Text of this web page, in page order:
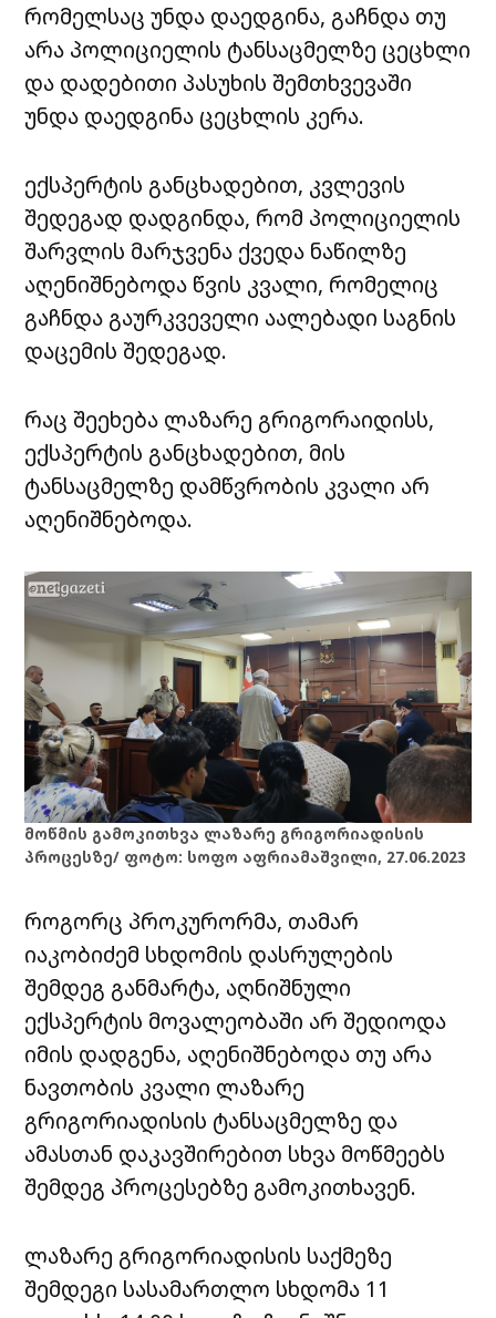
რომელსაც უნდა დაედგინა, გაჩნდა თუ
არა პოლიციელის ტანსაცმელზე ცეცხლი
და დადებითი პასუხის შემთხვევაში
უნდა დაედგინა ცეცხლის კერა.
ექსპერტის განცხადებით, კვლევის
შედეგად დადგინდა, რომ პოლიციელის
შარვლის მარჯვენა ქვედა ნაწილზე
აღენიშნებოდა წვის კვალი, რომელიც
გაჩნდა გაურკვეველი აალებადი საგნის
დაცემის შედეგად.
რაც შეეხება ლაზარე გრიგორაიდისს,
ექსპერტის განცხადებით, მის
ტანსაცმელზე დამწვრობის კვალი არ
აღენიშნებოდა.
მოწმის გამოკითხვა ლაზარე გრიგორიადისის
პროცესზე/ ფოტო: სოფო აფრიამაშვილი, 27.06.2023
როგორც პროკურორმა, თამარ
იაკობიძემ სხდომის დასრულების
შემდეგ განმარტა, აღნიშნული
ექსპერტის მოვალეობაში არ შედიოდა
იმის დადგენა, აღენიშნებოდა თუ არა
ნავთობის კვალი ლაზარე
გრიგორიადისის ტანსაცმელზე და
ამასთან დაკავშირებით სხვა მოწმეებს
შემდეგ პროცესებზე გამოკითხავენ.
ლაზარე გრიგორიადისის საქმეზე
შემდეგი სასამართლო სხდომა 11